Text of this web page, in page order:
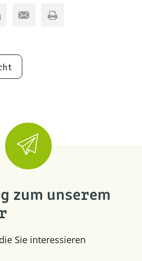
zum unserem
Sie interessieren